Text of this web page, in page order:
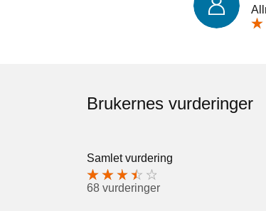
Brukernes vurderinger
Samlet vurdering
68 vurderinger